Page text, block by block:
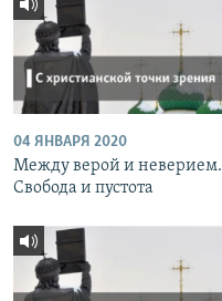
04 ЯНВАРЯ 2020
Между верой и неверием.
Свобода и пустота